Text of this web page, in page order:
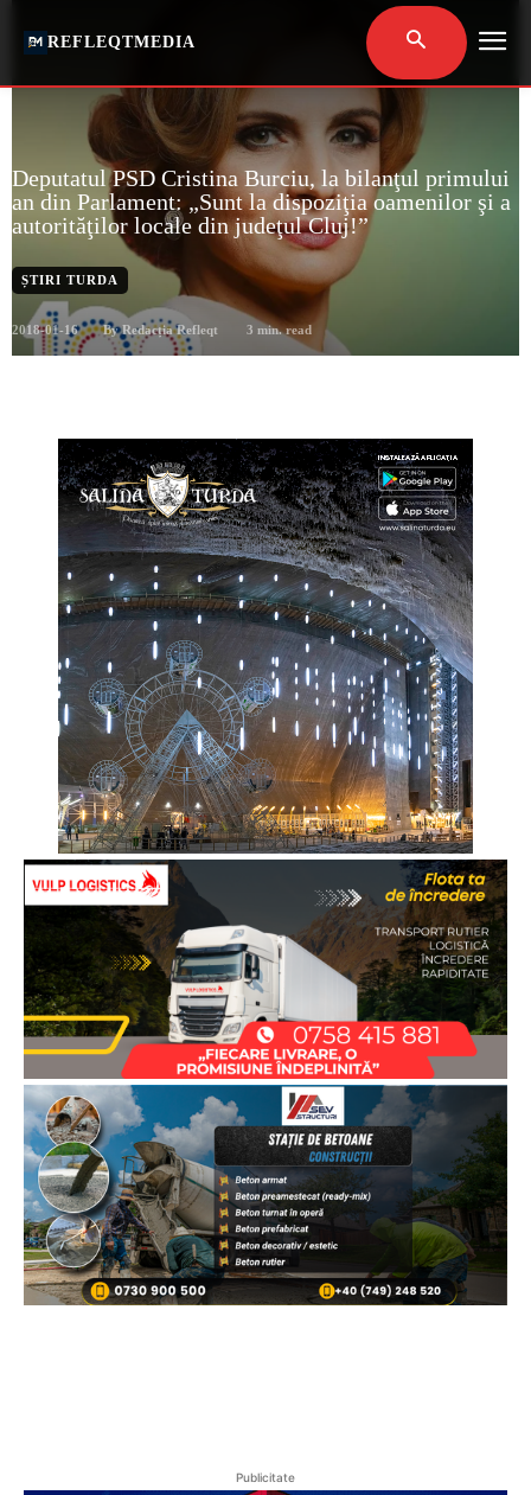
REFLEQTMEDIA
Deputatul PSD Cristina Burciu, la bilanţul primului
an din Parlament: „Sunt la dispoziţia oamenilor şi a
autorităţilor locale din judeţul Cluj!”
ȘTIRI TURDA
2018-01-16 By Redacția Refleqt 3 min. read
Publicitate